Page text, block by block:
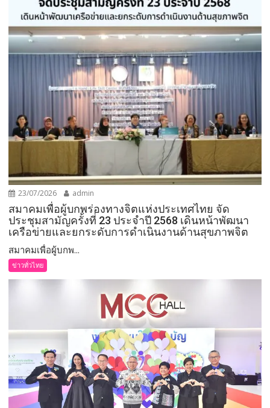
23/07/2026 admin
สมาคมเพื่อผู้บกพร่องทางจิตแห่งประเทศไทย จัด
ประชุมสามัญครั้งที่ 23 ประจำปี 2568 เดินหน้าพัฒนา
เครือข่ายและยกระดับการดำเนินงานด้านสุขภาพจิต
สมาคมเพื่อผู้บกพ...
ข่าวทั่วไทย